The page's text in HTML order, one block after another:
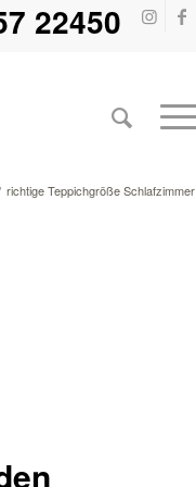
22450
richtige Teppichgröße Schlafzimmer